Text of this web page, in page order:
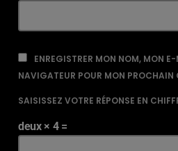
ENREGISTRER MON NOM, MON
NAVIGATEUR POUR MON PROCHAIN
SAISISSEZ VOTRE RÉPONSE EN
deux × 4 =